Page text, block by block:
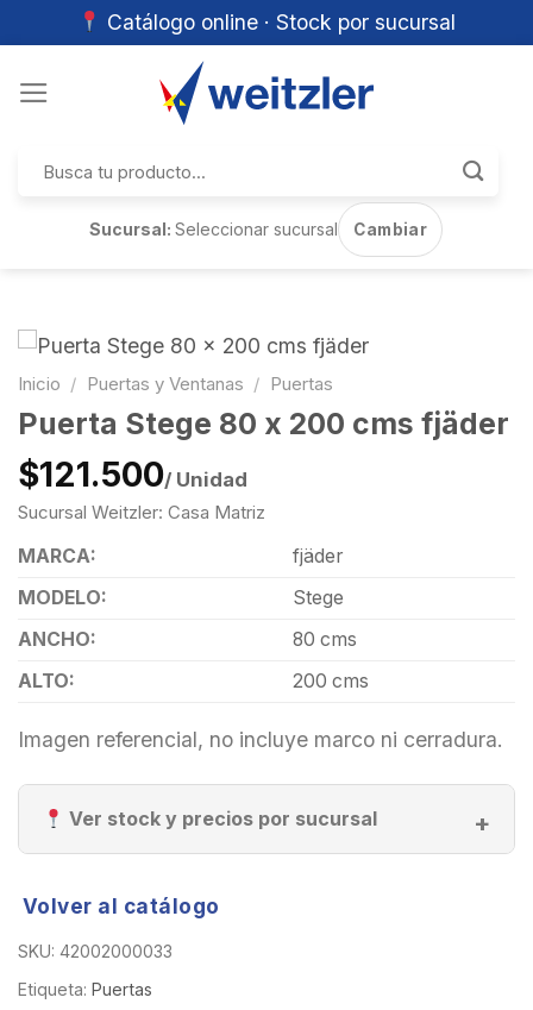
Catálogo online · Stock por sucursal
por:
Sucursal:Seleccionar sucursal Cambiar
Inicio / Puertas y Ventanas / Puertas
Puerta Stege 80 x 200 cms fjäder
$121.500/ Unidad
Sucursal Weitzler: Casa Matriz
MARCA:
fjäder
MODELO:
Stege
ANCHO:
80 cms
ALTO:
200 cms
Imagen referencial, no incluye marco ni cerradura.
Ver stock y precios por sucursal
Volver al catálogo
SKU: 42002000033
Etiqueta: Puertas